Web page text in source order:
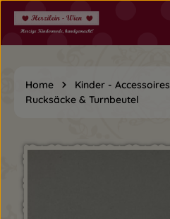
Zum Hauptinhalt springen
Home
Kinder - Accessoires
Rucksäcke & Turnbeutel
Bildergalerie überspringen